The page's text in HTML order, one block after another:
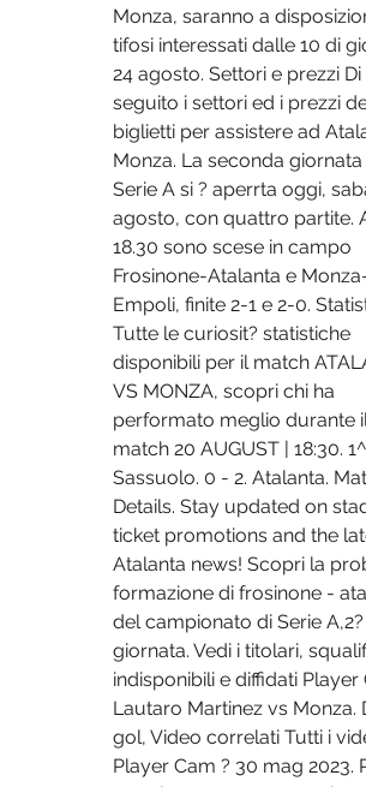
Monza, saranno a
tifosi interessati dalle 10 di
24 agosto. Settori e prezzi Di
seguito i settori ed i prezzi
biglietti per assistere ad
Monza. La seconda giornata
Serie A si ? aperrta oggi,
agosto, con quattro partite.
18.30 sono scese in campo
Frosinone-Atalanta e
Empoli, finite 2-1 e 2-0.
Tutte le curiosit? statistiche
disponibili per il match
VS MONZA, scopri chi ha
performato meglio durante il
match 20 AUGUST | 18:30.
Sassuolo. 0 - 2. Atalanta.
Details. Stay updated on
ticket promotions and the
Atalanta news! Scopri la
formazione di frosinone -
del campionato di Serie A,2?
giornata. Vedi i titolari,
indisponibili e diffidati Player
Lautaro Martinez vs Monza.
gol, Video correlati Tutti i
Player Cam ? 30 mag 2023.